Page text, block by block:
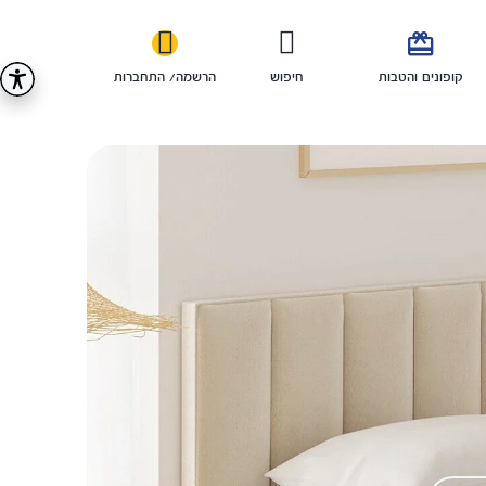

קופונים והטבות חיפוש הרשמה/ התחברות